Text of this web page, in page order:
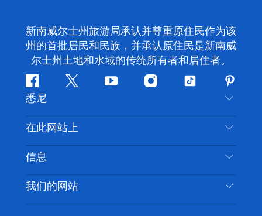
新南威尔士州旅游局承认并尊重原住民作为该
州的首批居民和民族，并承认原住民是新南威
尔士州土地和水域的传统所有者和居住者。
Facebook叽
喳
喳
YouTubeInstagram
抖
悉尼
联系我们
免责声明
隐私
Cookie 通知
在此网站上
目的地
推荐活动
新南威尔士州公路旅行
信息
旅行信息
无障碍悉尼
我们的网站